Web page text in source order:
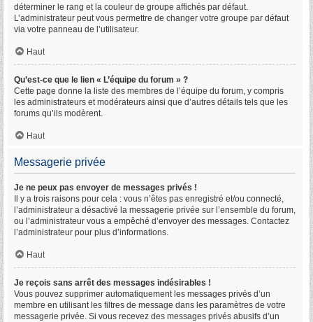
déterminer le rang et la couleur de groupe affichés par défaut.
L’administrateur peut vous permettre de changer votre groupe par défaut
via votre panneau de l’utilisateur.
Haut
Qu’est-ce que le lien « L’équipe du forum » ?
Cette page donne la liste des membres de l’équipe du forum, y compris
les administrateurs et modérateurs ainsi que d’autres détails tels que les
forums qu’ils modèrent.
Haut
Messagerie privée
Je ne peux pas envoyer de messages privés !
Il y a trois raisons pour cela : vous n’êtes pas enregistré et/ou connecté,
l’administrateur a désactivé la messagerie privée sur l’ensemble du forum,
ou l’administrateur vous a empêché d’envoyer des messages. Contactez
l’administrateur pour plus d’informations.
Haut
Je reçois sans arrêt des messages indésirables !
Vous pouvez supprimer automatiquement les messages privés d’un
membre en utilisant les filtres de message dans les paramètres de votre
messagerie privée. Si vous recevez des messages privés abusifs d’un